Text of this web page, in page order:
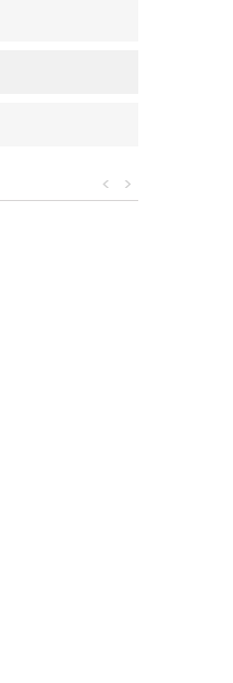
>
<